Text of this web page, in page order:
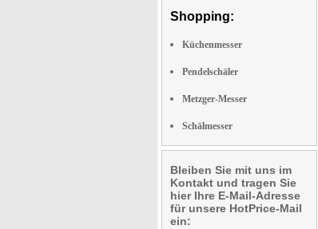
Shopping:
Küchenmesser
Pendelschäler
Metzger-Messer
Schälmesser
Bleiben Sie mit uns im
Kontakt und tragen Sie
hier Ihre E-Mail-Adresse
für unsere HotPrice-Mail
ein: